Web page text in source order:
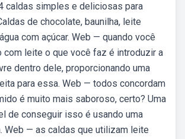
caldas simples e deliciosas para
de chocolate, baunilha, leite
com açúcar. Web — quando você
com leite o que você faz é introduzir a
dentro dele, proporcionando uma
para essa. Web — todos concordam
é muito mais saboroso, certo? Uma
de conseguir isso é usando uma
Web — as caldas que utilizam leite